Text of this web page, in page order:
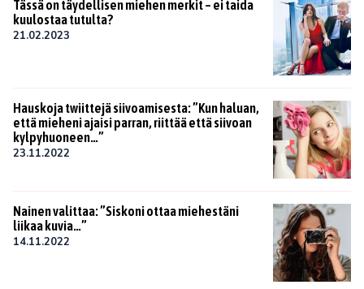
Tässä on täydellisen miehen merkit – ei taida
kuulostaa tutulta?
21.02.2023
Hauskoja twiittejä siivoamisesta: ”Kun haluan,
että mieheni ajaisi parran, riittää että siivoan
kylpyhuoneen…”
23.11.2022
Nainen valittaa: ”Siskoni ottaa miehestäni
liikaa kuvia…”
14.11.2022